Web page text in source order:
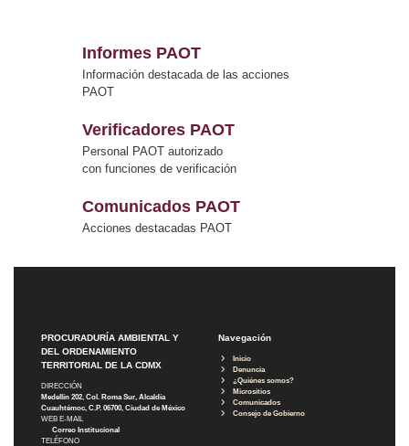
Informes PAOT
Información destacada de las acciones
PAOT
Verificadores PAOT
Personal PAOT autorizado
con funciones de verificación
Comunicados PAOT
Acciones destacadas PAOT
PROCURADURÍA AMBIENTAL Y
DEL ORDENAMIENTO
TERRITORIAL DE LA CDMX
DIRECCIÓN
Medellín 202, Col. Roma Sur, Alcaldía
Cuauhtémoc, C.P. 06700, Ciudad de México
WEB E-MAIL
Correo Institucional
TELÉFONO
Navegación
Inicio
Denuncia
¿Quiénes somos?
Micrositios
Comunicados
Consejo de Gobierno